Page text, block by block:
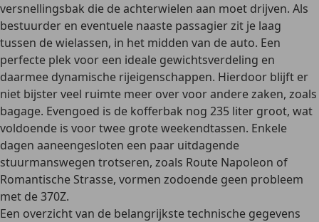
versnellingsbak die de achterwielen aan moet drijven. Als
bestuurder en eventuele naaste passagier zit je laag
tussen de wielassen, in het midden van de auto. Een
perfecte plek voor een ideale gewichtsverdeling en
daarmee dynamische rijeigenschappen. Hierdoor blijft er
niet bijster veel ruimte meer over voor andere zaken, zoals
bagage. Evengoed is de kofferbak nog 235 liter groot, wat
voldoende is voortwee grote weekendtassen. Enkele
dagen aaneengesloten een paar uitdagende
stuurmanswegen trotseren, zoals Route Napoleon of
Romantische Strasse, vormen zodoende geen probleem
met de 370Z.
Een overzicht van de belangrijkste technische gegevens